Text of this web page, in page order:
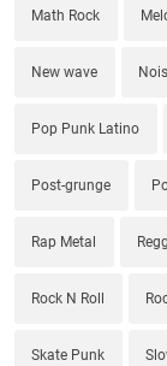
Math Rock
New wave
Pop Punk Latino
Post-grunge
Rap Metal
Rock N Roll
Skate Punk